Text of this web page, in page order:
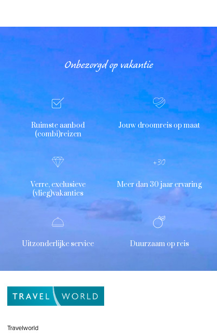
Onbezorgd op vakantie
Ruimste aanbod
(combi)reizen
Jouw droomreis op maat
Verre, exclusieve
(vlieg)vakanties
Meer dan 30 jaar ervaring
Uitzonderlijke service Duurzaam op reis
Travelworld